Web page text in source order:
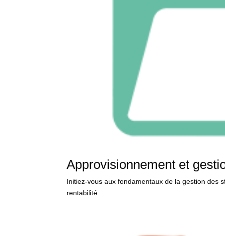
Approvisionnement et
Initiez-vous aux fondamentaux de la gestion des
rentabilité.